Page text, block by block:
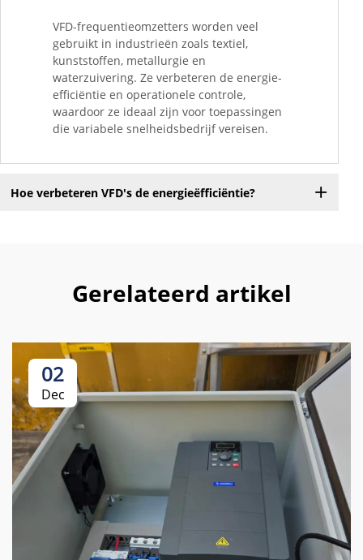
VFD-frequentieomzetters worden veel
gebruikt in industrieën zoals textiel,
kunststoffen, metallurgie en
waterzuivering. Ze verbeteren de energie-
efficiëntie en operationele controle,
waardoor ze ideaal zijn voor toepassingen
die variabele snelheidsbedrijf vereisen.
Hoe verbeteren VFD's de energieëfficiëntie?
Gerelateerd artikel
02
Dec